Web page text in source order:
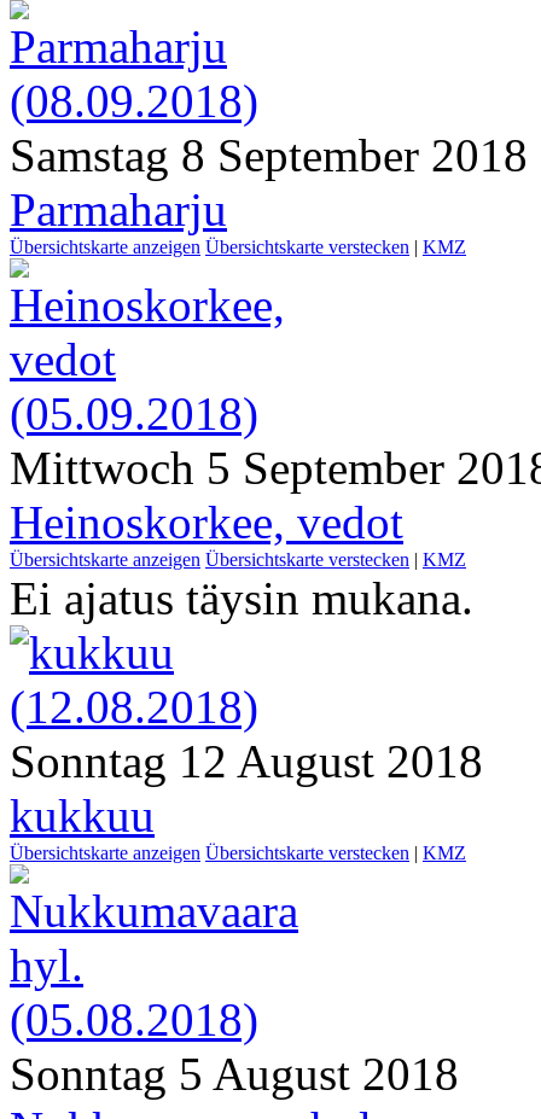
Samstag 8 September 2018
Parmaharju
Übersichtskarte anzeigen Übersichtskarte verstecken | KMZ
Mittwoch 5 September
Heinoskorkee, vedot
Übersichtskarte anzeigen Übersichtskarte verstecken | KMZ
Ei ajatus täysin mukana.
Sonntag 12 August 2018
kukkuu
Übersichtskarte anzeigen Übersichtskarte verstecken | KMZ
Sonntag 5 August 2018